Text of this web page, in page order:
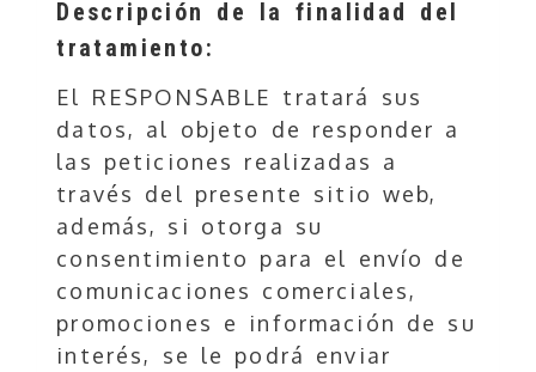
Descripción de la finalidad del
tratamiento:
El RESPONSABLE tratará sus
datos, al objeto de responder a
las peticiones realizadas a
través del presente sitio web,
además, si otorga su
consentimiento para el envío de
comunicaciones comerciales,
promociones e información de su
interés, se le podrá enviar